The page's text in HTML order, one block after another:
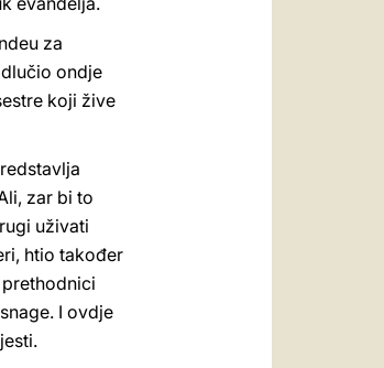
za
ondje
koji žive
zar bi to
uživati
htio također
I ovdje